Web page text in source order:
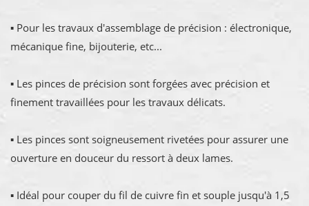
▪ Pour les travaux d'assemblage de précision : électronique,
mécanique fine, bijouterie, etc...
▪ Les pinces de précision sont forgées avec précision et
finement travaillées pour les travaux délicats.
▪ Les pinces sont soigneusement rivetées pour assurer une
ouverture en douceur du ressort à deux lames.
▪ Idéal pour couper du fil de cuivre fin et souple jusqu'à 1,5